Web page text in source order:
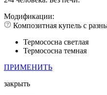
Модификации:
Композитная купель с
Термососна светлая
Термососна темная
ПРИМЕНИТЬ
закрыть